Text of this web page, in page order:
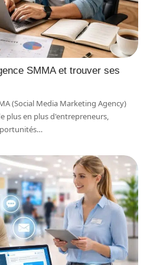
SMMA et trouver ses
(Social Media Marketing Agency)
plus en plus d'entrepreneurs,
…